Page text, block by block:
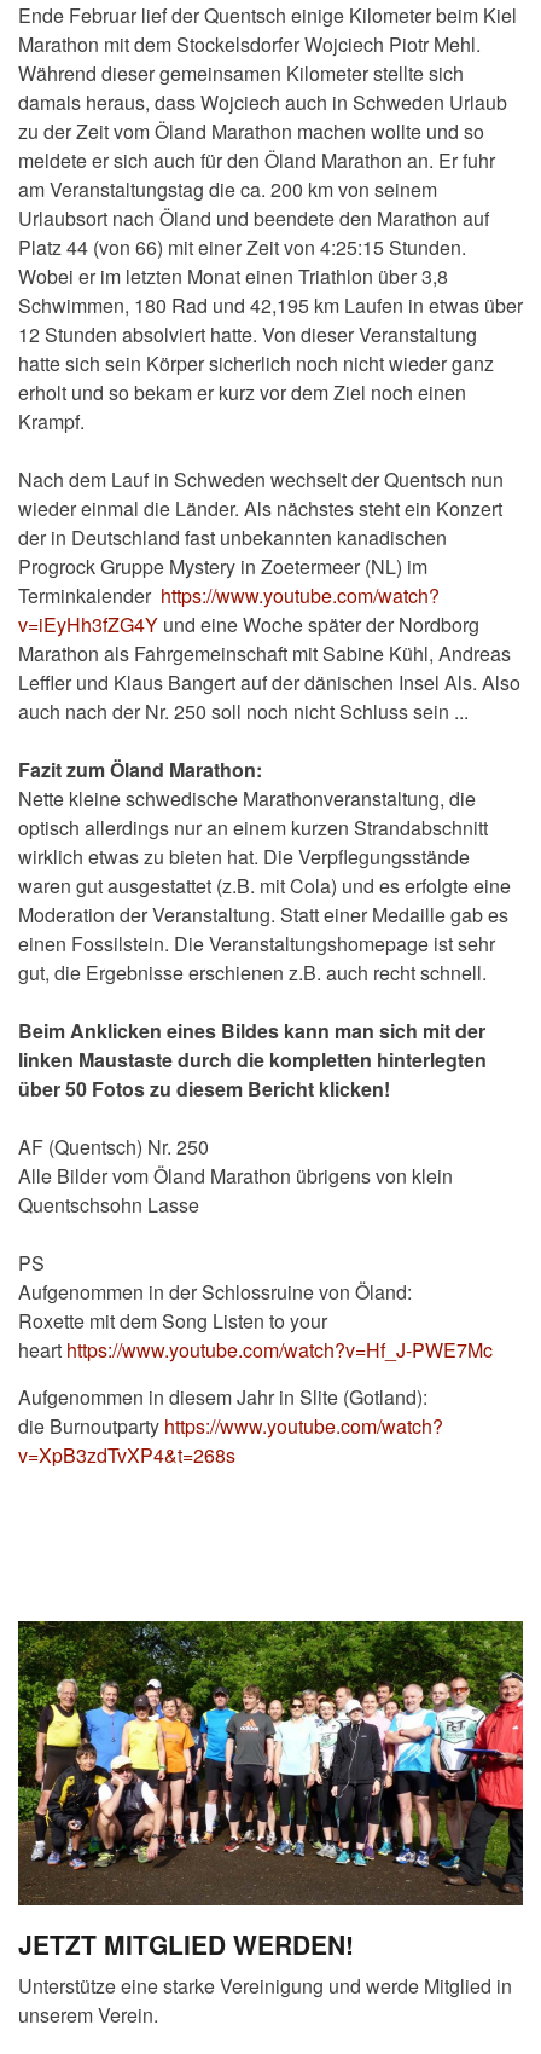
Ende Februar lief der Quentsch einige Kilometer beim Kiel
Marathon mit dem Stockelsdorfer Wojciech Piotr Mehl.
Während dieser gemeinsamen Kilometer stellte sich
damals heraus, dass Wojciech auch in Schweden Urlaub
zu der Zeit vom Öland Marathon machen wollte und so
meldete er sich auch für den Öland Marathon an. Er fuhr
am Veranstaltungstag die ca. 200 km von seinem
Urlaubsort nach Öland und beendete den Marathon auf
Platz 44 (von 66) mit einer Zeit von 4:25:15 Stunden.
Wobei er im letzten Monat einen Triathlon über 3,8
Schwimmen, 180 Rad und 42,195 km Laufen in etwas über
12 Stunden absolviert hatte. Von dieser Veranstaltung
hatte sich sein Körper sicherlich noch nicht wieder ganz
erholt und so bekam er kurz vor dem Ziel noch einen
Krampf.
Nach dem Lauf in Schweden wechselt der Quentsch nun
wieder einmal die Länder. Als nächstes steht ein Konzert
der in Deutschland fast unbekannten kanadischen
Progrock Gruppe Mystery in Zoetermeer (NL) im
Terminkalender https://www.youtube.com/watch?
v=iEyHh3fZG4Y und eine Woche später der Nordborg
Marathon als Fahrgemeinschaft mit Sabine Kühl, Andreas
Leffler und Klaus Bangert auf der dänischen Insel Als. Also
auch nach der Nr. 250 soll noch nicht Schluss sein ...
Fazit zum Öland Marathon:
Nette kleine schwedische Marathonveranstaltung, die
optisch allerdings nur an einem kurzen Strandabschnitt
wirklich etwas zu bieten hat. Die Verpflegungsstände
waren gut ausgestattet (z.B. mit Cola) und es erfolgte eine
Moderation der Veranstaltung. Statt einer Medaille gab es
einen Fossilstein. Die Veranstaltungshomepage ist sehr
gut, die Ergebnisse erschienen z.B. auch recht schnell.
Beim Anklicken eines Bildes kann man sich mit der
linken Maustaste durch die kompletten hinterlegten
über 50 Fotos zu diesem Bericht klicken!
AF (Quentsch) Nr. 250
Alle Bilder vom Öland Marathon übrigens von klein
Quentschsohn Lasse
PS
Aufgenommen in der Schlossruine von Öland:
Roxette mit dem Song Listen to your
heart https://www.youtube.com/watch?v=Hf_J-PWE7Mc
Aufgenommen in diesem Jahr in Slite (Gotland):
die Burnoutparty https://www.youtube.com/watch?
v=XpB3zdTvXP4&t=268s
JETZT MITGLIED WERDEN!
Unterstütze eine starke Vereinigung und werde Mitglied in
unserem Verein.